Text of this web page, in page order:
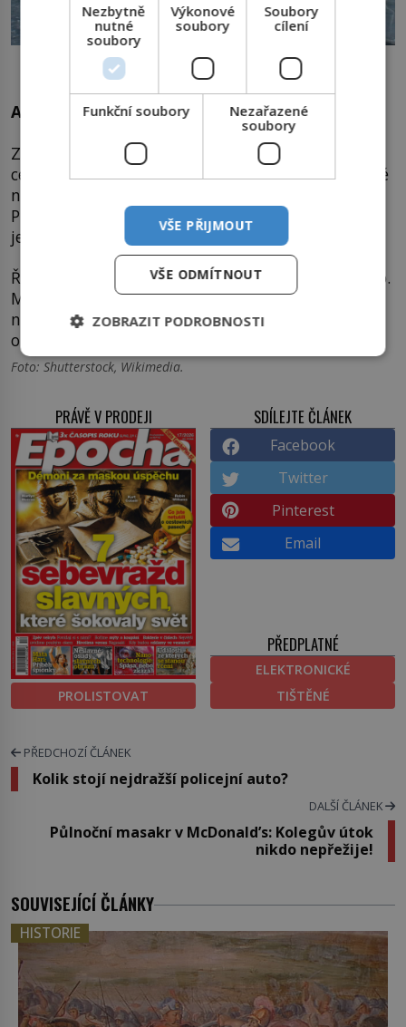
Popsal Pýtheás moře z ker několik staletí před naším
letopočtem?
Až moc fantastických zpráv
Zda jsou zápisy Pýthya reálné a opravdu popisují
cestu až do Arktidy, s jistotou říci nemůžeme. Jisté
není ano to, jak se mořeplavec vrátil do Messalie.
Pěšky z Germánie? Nebo na lodích z Baltu? Jedno
je však jisté.
Řekové získali poznatky, o nichž se jim ani nesnilo.
Možná právě díky tomu, že byly pro běžné Řeky
něčím jen těžko uvěřitelným, raději dobrodruha
označili za pohádkáře.
Foto: Shutterstock, Wikimedia.
PRÁVĚ V PRODEJI
PROLISTOVAT
SDÍLEJTE ČLÁNEK
Facebook
Twitter
Pinterest
Email
PŘEDPLATNÉ
ELEKTRONICKÉ
TIŠTĚNÉ
PŘEDCHOZÍ ČLÁNEK
Kolik stojí nejdražší policejní auto?
DALŠÍ ČLÁNEK
Půlnoční masakr v McDonald’s: Kolegův útok
nikdo nepřežije!
SOUVISEJÍCÍ ČLÁNKY
HISTORIE
Nezbytně
nutné
soubory
Výkonové
soubory
Soubory
cílení
Funkční soubory
Nezařazené
soubory
VŠE PŘIJMOUT
VŠE ODMÍTNOUT
ZOBRAZIT PODROBNOSTI